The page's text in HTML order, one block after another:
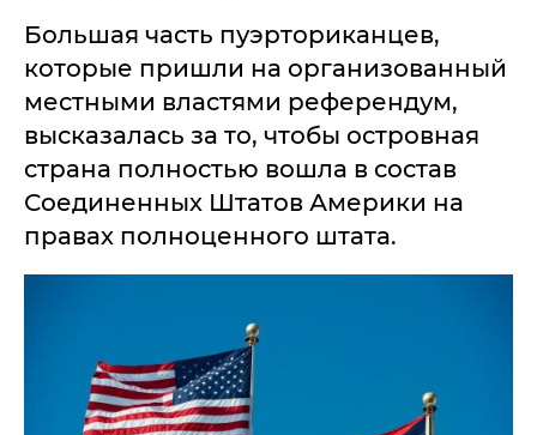
Большая часть пуэрториканцев,
которые пришли на организованный
местными властями референдум,
высказалась за то, чтобы островная
страна полностью вошла в состав
Соединенных Штатов Америки на
правах полноценного штата.